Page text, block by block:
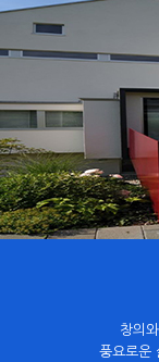
창의
풍요로운